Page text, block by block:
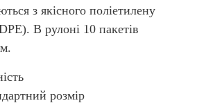
з якісного поліетилену
В рулоні 10 пакетів
розмір